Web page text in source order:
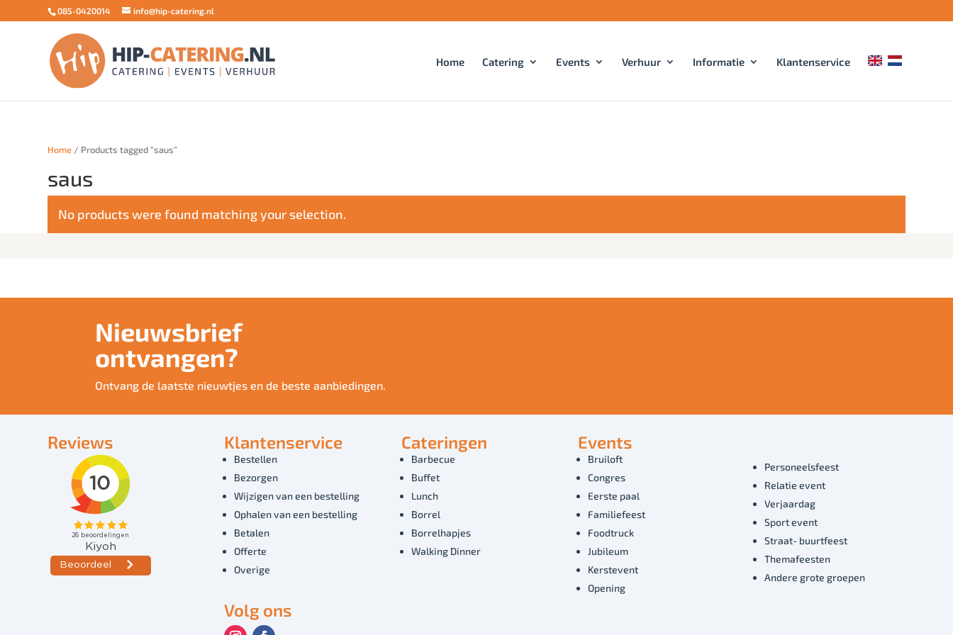
085-0420014 info@hip-catering.nl
Home Catering Events Verhuur Informatie Klantenservice
Home / Products tagged “saus”
saus
No products were found matching your selection.
Nieuwsbrief
ontvangen?
Ontvang de laatste nieuwtjes en de beste aanbiedingen.
Reviews Klantenservice
Bestellen
Bezorgen
Wijzigen van een bestelling
Ophalen van een bestelling
Betalen
Offerte
Overige
Volg ons
Cateringen
Barbecue
Buffet
Lunch
Borrel
Borrelhapjes
Walking Dinner
Events
Bruiloft
Congres
Eerste paal
Familiefeest
Foodtruck
Jubileum
Kerstevent
Opening
Personeelsfeest
Relatie event
Verjaardag
Sport event
Straat- buurtfeest
Themafeesten
Andere grote groepen